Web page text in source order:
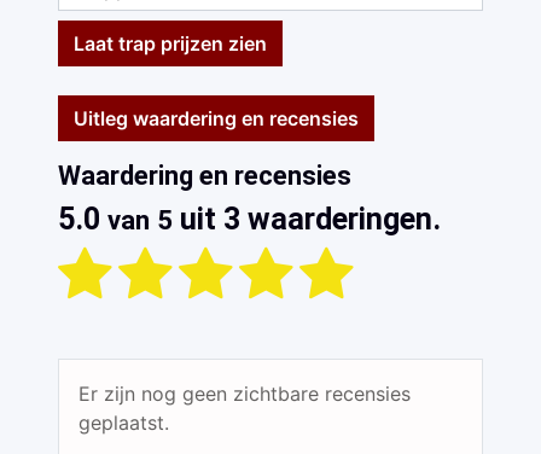
Laat trap prijzen zien
Uitleg waardering en recensies
Waardering en recensies
5.0 van 5 uit 3 waarderingen.
Er zijn nog geen zichtbare recensies
geplaatst.